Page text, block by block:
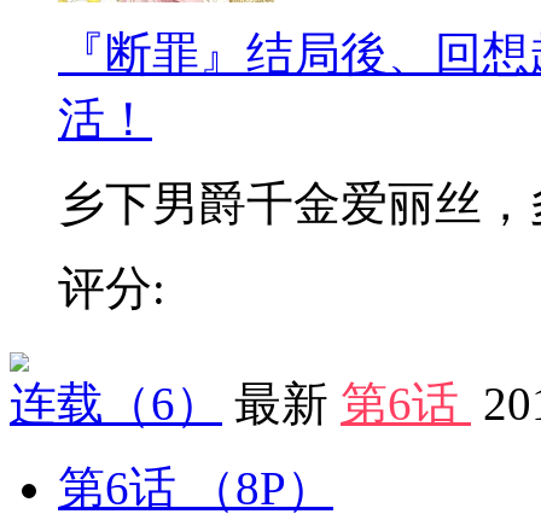
『断罪』结局後、回
活！
乡下男爵千金爱丽丝，
评分:
连载 （6） 最新 第6话
第6话
（8P）